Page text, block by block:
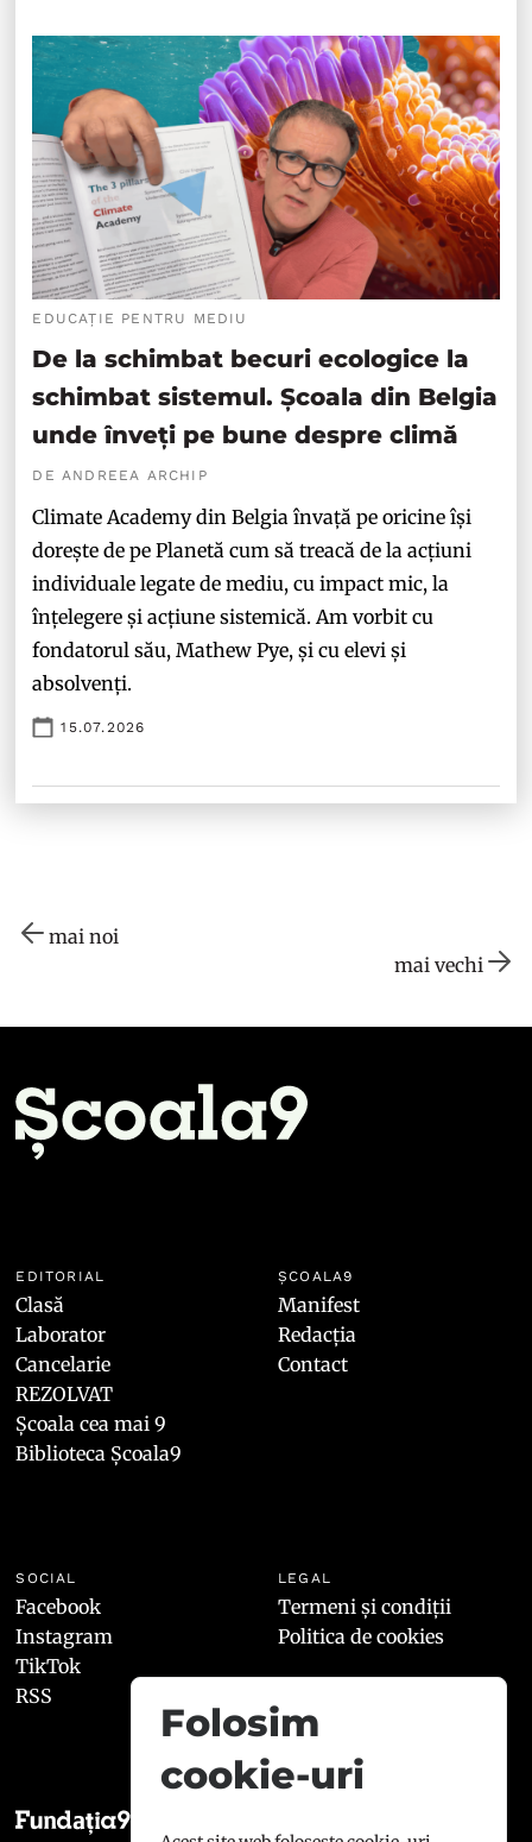
EDUCAȚIE PENTRU MEDIU
De la schimbat becuri ecologice la
schimbat sistemul. Școala din Belgia
unde înveți pe bune despre climă
DE ANDREEA ARCHIP
Climate Academy din Belgia învață pe oricine își
dorește de pe Planetă cum să treacă de la acțiuni
individuale legate de mediu, cu impact mic, la
înțelegere și acțiune sistemică. Am vorbit cu
fondatorul său, Mathew Pye, și cu elevi și
absolvenți.
15.07.2026
mai noi
mai vechi
EDITORIAL
Clasă
Laborator
Cancelarie
REZOLVAT
Școala cea mai 9
Biblioteca Școala9
ȘCOALA9
Manifest
Redacția
Contact
SOCIAL
Facebook
Instagram
TikTok
RSS
LEGAL
Termeni și condiții
Politica de cookies
Folosim
cookie-uri